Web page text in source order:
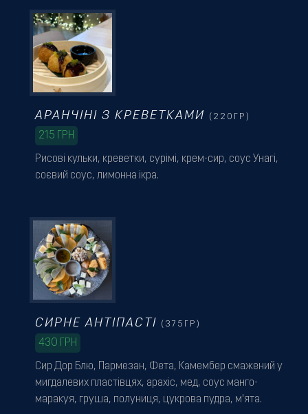
Рисові кульки, креветки, сурімі, крем-сир, соус Унагі,
соєвий соус, лимонна ікра.
АРАНЧІНІ З КРЕВЕТКАМИ (220ГР)
215 ГРН
Сир Дор Блю, Пармезан, Фета, Камембер смажений у
мигдалевих пластівцях, арахіс, мед, соус манго-
маракуя, груша, полуниця, цукрова пудра, м'ята.
СИРНЕ АНТІПАСТІ (375ГР)
430 ГРН